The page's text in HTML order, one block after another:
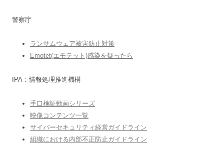
警察庁
ランサムウェア被害防止対策
Emotet(エモテット)感染を疑ったら
IPA：情報処理推進機構
手口検証動画シリーズ
映像コンテンツ一覧
サイバーセキュリティ経営ガイドライン
組織における内部不正防止ガイドライン